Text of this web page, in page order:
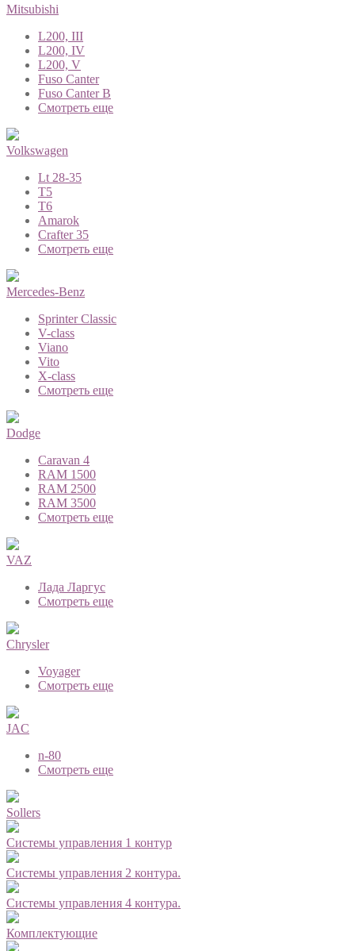
Mitsubishi
L200, III
L200, IV
L200, V
Fuso Canter
Fuso Canter B
Смотреть еще
Volkswagen
Lt 28-35
T5
T6
Amarok
Crafter 35
Смотреть еще
Mercedes-Benz
Sprinter Classic
V-class
Viano
Vito
X-class
Смотреть еще
Dodge
Caravan 4
RAM 1500
RAM 2500
RAM 3500
Смотреть еще
VAZ
Лада Ларгус
Смотреть еще
Chrysler
Voyager
Смотреть еще
JAC
n-80
Смотреть еще
Sollers
Системы управления 1 контур
Системы управления 2 контура.
Системы управления 4 контура.
Комплектующие